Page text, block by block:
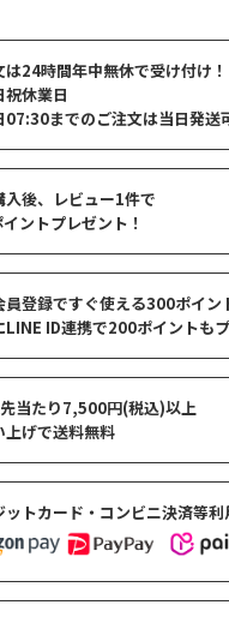
は24時間年中無休で受け付け！
休業日
までのご注文は当日発送
入後、レビュー1件で
ントプレゼント！
員登録ですぐ使える300ポイン
LINE ID連携で200ポイントも
当たり7,500円(税込)以上
上げで送料無料
ットカード・コンビニ決済等利